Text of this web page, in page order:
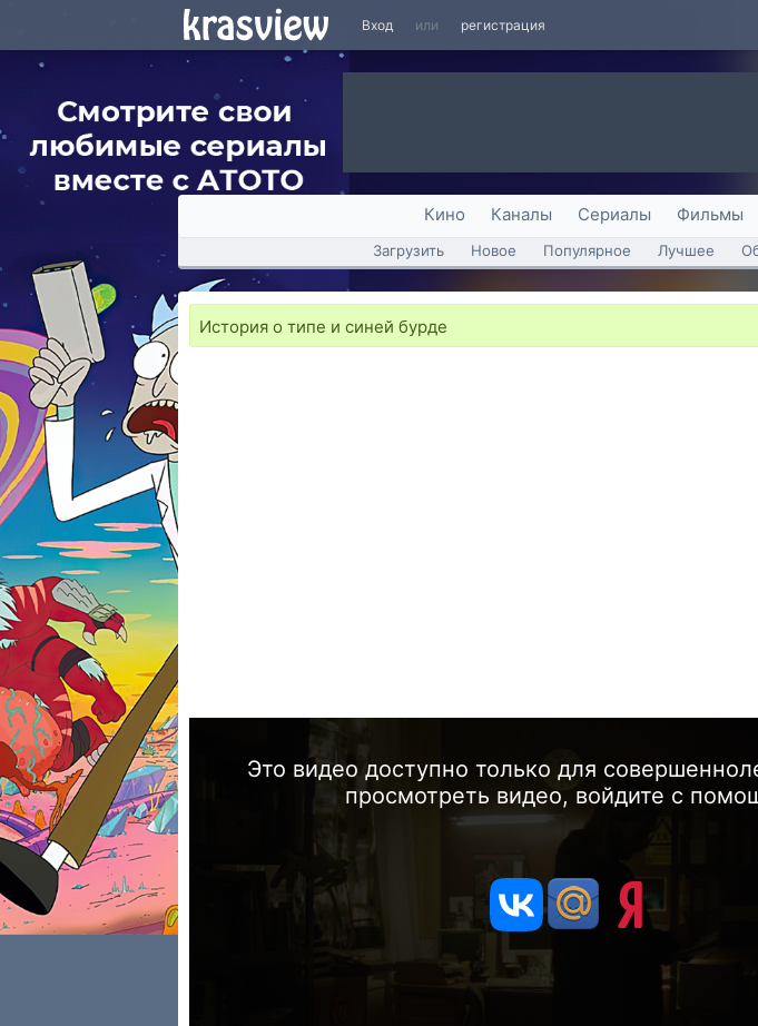
Вход или регистрация
Кино Каналы Сериалы Фильмы
Загрузить Новое Популярное Лучшее
История о типе и синей бурде
Это видео доступно только для
просмотреть видео, войдите с